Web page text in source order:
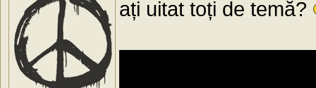
ați uitat toți de temă?